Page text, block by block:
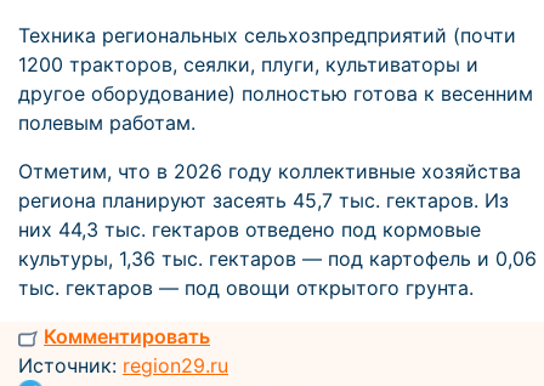
Техника региональных сельхозпредприятий (почти
1200 тракторов, сеялки, плуги, культиваторы и
другое оборудование) полностью готова к весенним
полевым работам.
Отметим, что в 2026 году коллективные хозяйства
региона планируют засеять 45,7 тыс. гектаров. Из
них 44,3 тыс. гектаров отведено под кормовые
культуры, 1,36 тыс. гектаров — под картофель и 0,06
тыс. гектаров — под овощи открытого грунта.
Комментировать
Источник: region29.ru